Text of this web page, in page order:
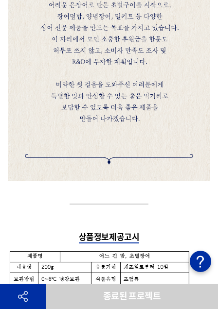
상품정보제공고시
종료된 프로젝트